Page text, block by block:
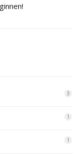
3
1
1